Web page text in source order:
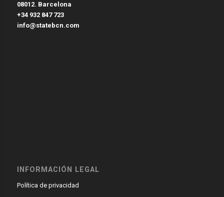
08012. Barcelona
+34 932 847 723
info@statebcn.com
INFORMACIÓN LEGAL
Política de privacidad